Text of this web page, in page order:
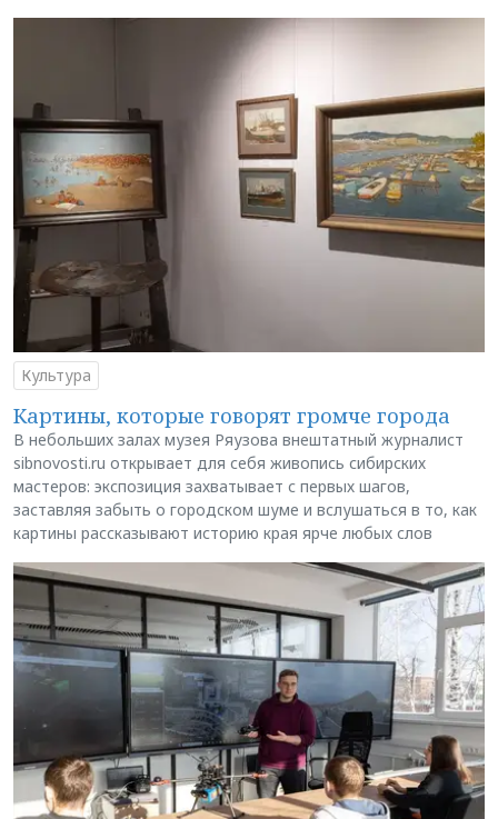
Культура
Картины, которые говорят громче города
В небольших залах музея Ряузова внештатный журналист
sibnovosti.ru открывает для себя живопись сибирских
мастеров: экспозиция захватывает с первых шагов,
заставляя забыть о городском шуме и вслушаться в то, как
картины рассказывают историю края ярче любых слов